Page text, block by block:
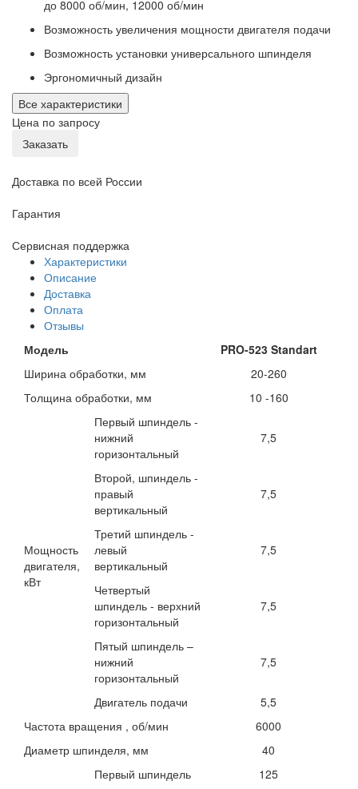
до 8000 об/мин, 12000 об/мин
Возможность увеличения мощности двигателя подачи
Возможность установки универсального шпинделя
Эргономичный дизайн
Все характеристики
Цена по запросу
Заказать
Доставка по всей России
Гарантия
Сервисная поддержка
Характеристики
Описание
Доставка
Оплата
Отзывы
Модель
PRO-523 Standart
Ширина обработки, мм
20-260
Толщина обработки, мм
10 -160
Мощность
двигателя,
кВт
Первый шпиндель -
нижний
горизонтальный
7,5
Второй, шпиндель -
правый
вертикальный
7,5
Третий шпиндель -
левый
вертикальный
7,5
Четвертый
шпиндель - верхний
горизонтальный
7,5
Пятый шпиндель –
нижний
горизонтальный
7,5
Двигатель подачи
5,5
Частота вращения , об/мин
6000
Диаметр шпинделя, мм
40
Первый шпиндель 125